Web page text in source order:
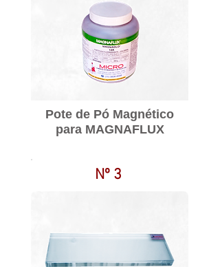
Pote de Pó Magnético
para MAGNAFLUX
Nº 3